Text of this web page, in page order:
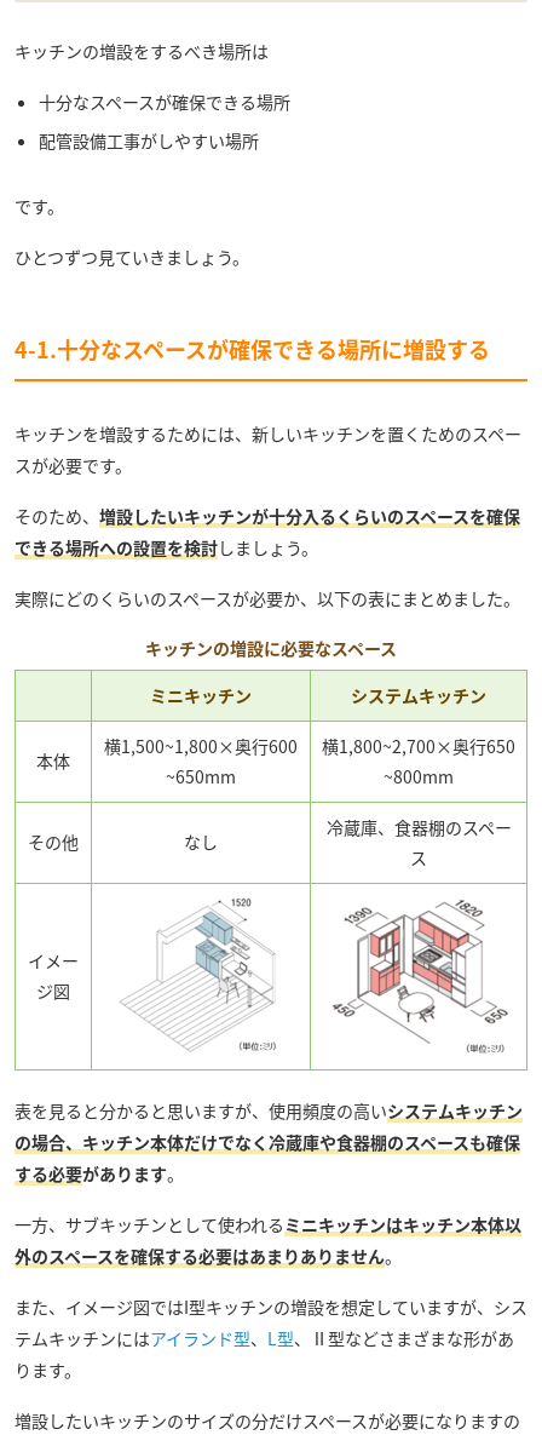
キッチンの増設をするべき場所は
十分なスペースが確保できる場所
配管設備工事がしやすい場所
です。
ひとつずつ見ていきましょう。
4-1.十分なスペースが確保できる場所に増設する
キッチンを増設するためには、新しいキッチンを置くためのスペー
スが必要です。
そのため、 増設したいキッチンが十分入るくらいのスペースを確保
できる場所への設置を検討しましょう。
実際にどのくらいのスペースが必要か、以下の表にまとめました。
キッチンの増設に必要なスペース
ミニキッチン
システムキッチン
本体
横1,500~1,800×奥行600
~650mm
横1,800~2,700×奥行650
~800mm
その他 なし
冷蔵庫、食器棚のスペー
ス
イメー
ジ図
表を見ると分かると思いますが、使用頻度の高いシステムキッチン
の場合、キッチン本体だけでなく冷蔵庫や食器棚のスペースも確保
する必要があります。
一方、サブキッチンとして使われる ミニキッチンはキッチン本体以
外のスペースを確保する必要はあまりありません。
また、イメージ図ではI型キッチンの増設を想定していますが、シス
テムキッチンにはアイランド型、 L型、Ⅱ型などさまざまな形があ
ります。
増設したいキッチンのサイズの分だけスペースが必要になりますの